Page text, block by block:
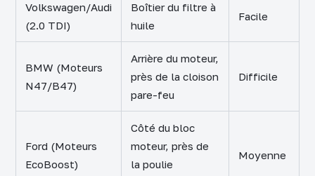
Volkswagen/Audi
(2.0 TDI)
Boîtier du filtre à
huile
Facile
BMW (Moteurs
N47/B47)
Arrière du moteur,
près de la cloison
pare-feu
Difficile
Ford (Moteurs
EcoBoost)
Côté du bloc
moteur, près de
la poulie
Moyenne